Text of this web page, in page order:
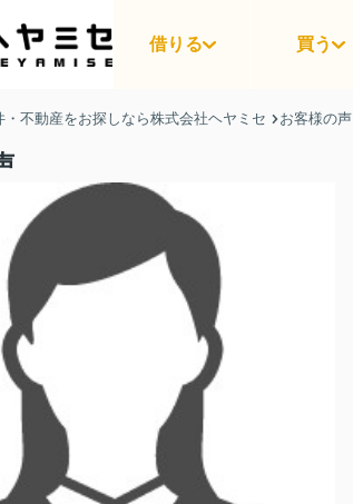
借りる 買う
・不動産をお探しなら株式会社ヘヤミセ お客様の声